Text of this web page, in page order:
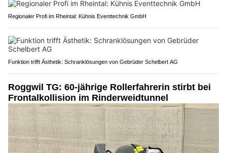
Regionaler Profi im Rheintal: Kühnis Eventtechnik GmbH
Funktion trifft Ästhetik: Schranklösungen von Gebrüder Schelbert AG
Roggwil TG: 60-jährige Rollerfahrerin stirbt bei
Frontalkollision im Rinderweidtunnel